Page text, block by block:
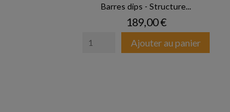
Barres dips - Structure...
Prix
189,00 €
Ajouter au panier